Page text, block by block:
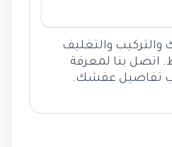
والتغليف
اتصل بنا لمعرفة
تفاصيل عفشك.